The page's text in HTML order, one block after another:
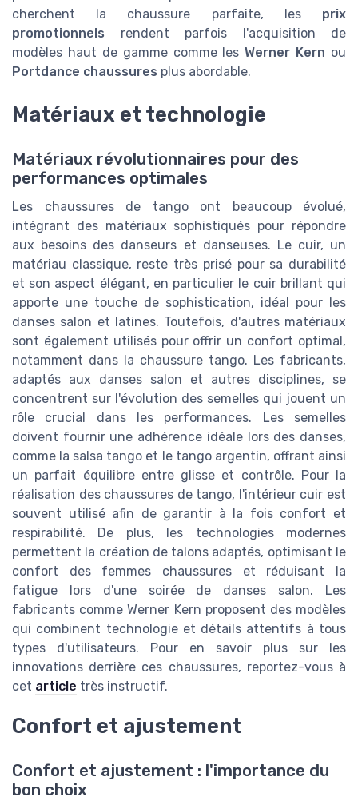
cherchent la chaussure parfaite, les prix
promotionnels rendent parfois l'acquisition de
modèles haut de gamme comme lesWerner Kern ou
Portdance chaussures plus abordable.
Matériaux et technologie
Matériaux révolutionnaires pour des
performances optimales
Les chaussures de tango ont beaucoup évolué,
intégrant des matériaux sophistiqués pour répondre
aux besoins des danseurs et danseuses. Le cuir, un
matériau classique, reste très prisé pour sa durabilité
et son aspect élégant, en particulier le cuir brillant qui
apporte une touche de sophistication, idéal pour les
danses salon et latines. Toutefois, d'autres matériaux
sont également utilisés pour offrir un confort optimal,
notamment dans la chaussure tango. Les fabricants,
adaptés aux danses salon et autres disciplines, se
concentrent sur l'évolution des semelles qui jouent un
rôle crucial dans les performances. Les semelles
doivent fournir une adhérence idéale lors des danses,
comme la salsa tango et le tango argentin, offrant ainsi
un parfait équilibre entre glisse et contrôle. Pour la
réalisation des chaussures de tango, l'intérieur cuir est
souvent utilisé afin de garantir à la fois confort et
respirabilité. De plus, les technologies modernes
permettent la création de talons adaptés, optimisant le
confort des femmes chaussures et réduisant la
fatigue lors d'une soirée de danses salon. Les
fabricants comme Werner Kern proposent des modèles
qui combinent technologie et détails attentifs à tous
types d'utilisateurs. Pour en savoir plus sur les
innovations derrière ces chaussures, reportez-vous à
cet article très instructif.
Confort et ajustement
Confort et ajustement : l'importance du
bon choix